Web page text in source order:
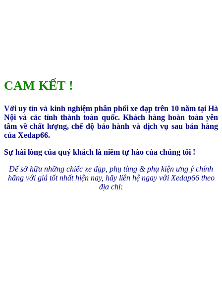
CAM KẾT !
Với uy tín và kinh nghiệm phân phối xe đạp trên 10 năm tại Hà
Nội và các tỉnh thành toàn quốc. Khách hàng hoàn toàn yên
tâm về chất lượng, chế độ bảo hành và dịch vụ sau bán hàng
của Xedap66.
Sự hài lòng của quý khách là niềm tự hào của chúng tôi !
Để sở hữu những chiếc xe đạp, phụ tùng & phụ kiện ưng ý chính
hãng với giá tốt nhất hiện nay, hãy liên hệ ngay với Xedap66 theo
địa chỉ: